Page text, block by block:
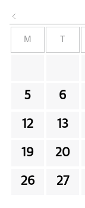
M
5 6
12 13
19 20
26 27